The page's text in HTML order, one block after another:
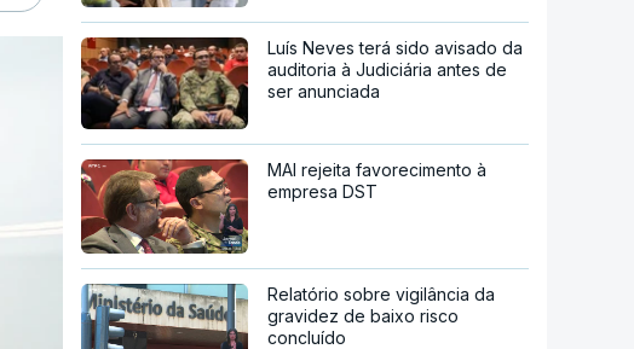
Luís Neves terá sido avisado da
auditoria à Judiciária antes de
ser anunciada
MAI rejeita favorecimento à
empresa DST
Relatório sobre vigilância da
gravidez de baixo risco
concluído